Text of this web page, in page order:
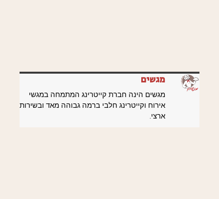
מגשים
מגשים הינה חברת קייטרינג המתמחה במגשי
אירוח וקייטרינג חלבי ברמה גבוהה מאד ובשירות
ארצי.